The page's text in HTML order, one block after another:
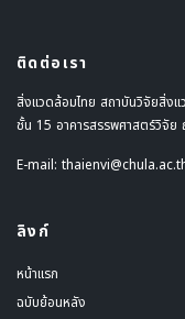
ติดต่อเรา
สิ่งแวดล้อมไทย สถาบันวิจัยสิ่ง
ชั้น 15 อาคารสรรพศาสตร์วิจัย
E-mail:
ลิงก์
หน้าแรก
ฉบับย้อนหลัง